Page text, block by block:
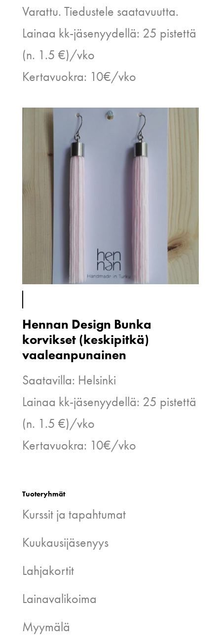
Varattu. Tiedustele saatavuutta.
Lainaa kk-jäsenyydellä: 25 pistettä
(n. 1.5 €)/vko
Kertavuokra: 10€/vko
Hennan Design Bunka
korvikset (keskipitkä)
vaaleanpunainen
Saatavilla: Helsinki
Lainaa kk-jäsenyydellä: 25 pistettä
(n. 1.5 €)/vko
Kertavuokra: 10€/vko
Tuoteryhmät
Kurssit ja tapahtumat
Kuukausijäsenyys
Lahjakortit
Lainavalikoima
Myymälä